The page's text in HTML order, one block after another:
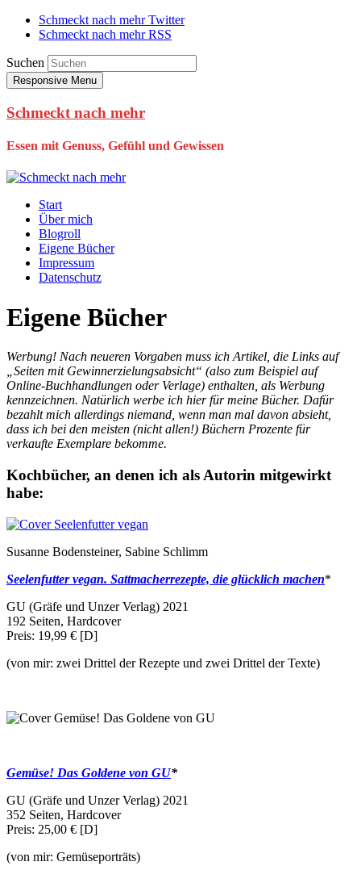
Schmeckt nach mehr Twitter
Schmeckt nach mehr RSS
Suchen
Responsive Menu
Schmeckt nach mehr
Essen mit Genuss, Gefühl und Gewissen
Start
Über mich
Blogroll
Eigene Bücher
Impressum
Datenschutz
Eigene Bücher
Werbung! Nach neueren Vorgaben muss ich Artikel, die Links auf
„Seiten mit Gewinnerzielungsabsicht“ (also zum Beispiel auf
Online-Buchhandlungen oder Verlage) enthalten, als Werbung
kennzeichnen. Natürlich werbe ich hier für meine Bücher. Dafür
bezahlt mich allerdings niemand, wenn man mal davon absieht,
dass ich bei den meisten (nicht allen!) Büchern Prozente für
verkaufte Exemplare bekomme.
Kochbücher, an denen ich als Autorin mitgewirkt
habe:
Susanne Bodensteiner, Sabine Schlimm
Seelenfutter vegan. Sattmacherrezepte, die glücklich machen*
GU (Gräfe und Unzer Verlag) 2021
192 Seiten, Hardcover
Preis: 19,99 € [D]
(von mir: zwei Drittel der Rezepte und zwei Drittel der Texte)
Gemüse! Das Goldene von GU*
GU (Gräfe und Unzer Verlag) 2021
352 Seiten, Hardcover
Preis: 25,00 € [D]
(von mir: Gemüseporträts)